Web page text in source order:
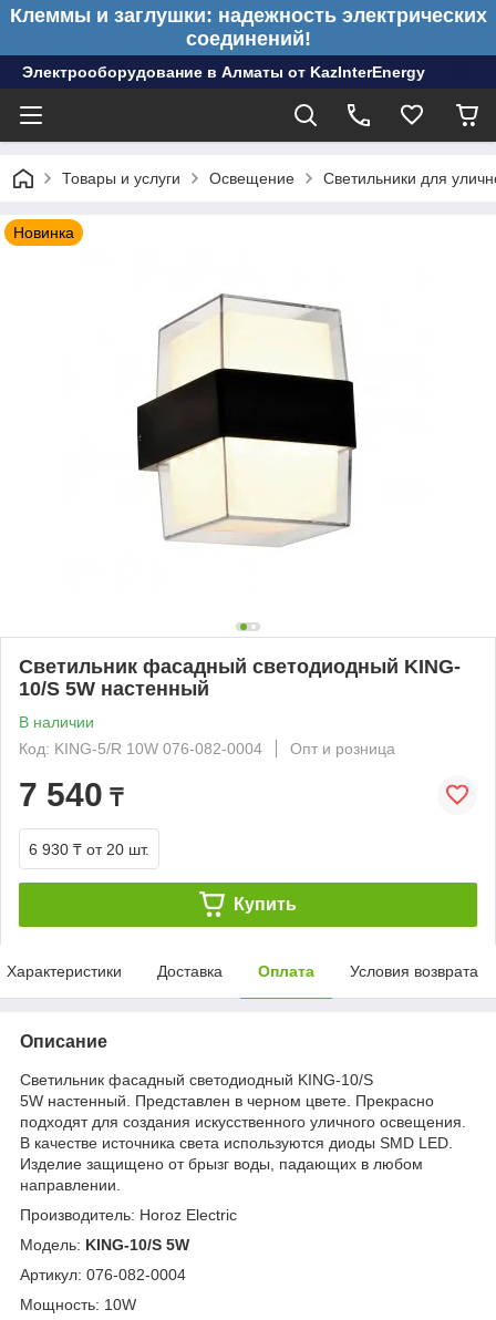
Клеммы и заглушки: надежность электрических
соединений!
Электрооборудование в Алматы от KazInterEnergy
Товары и услуги Освещение Светильники для
Новинка
Светильник фасадный светодиодный KING-
10/S 5W настенный
В наличии
Код: KING-5/R 10W 076-082-0004
Опт и розница
7 540 ₸
6 930 ₸ от 20 шт.
Купить
Характеристики Доставка Оплата Условия возврата
Описание
Светильник фасадный светодиодный KING-10/S
5W настенный. Представлен в черном цвете. Прекрасно
подходят для создания искусственного уличного освещения.
В качестве источника света используются диоды SMD LED.
Изделие защищено от брызг воды, падающих в любом
направлении.
Производитель: Horoz Electric
Модель: KING-10/S 5W
Артикул: 076-082-0004
Мощность: 10W